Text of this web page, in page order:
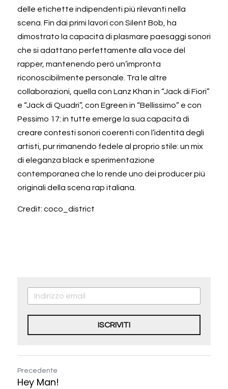
delle etichette indipendenti più rilevanti nella
scena. Fin dai primi lavori con Silent Bob, ha
dimostrato la capacità di plasmare paesaggi sonori
che si adattano perfettamente alla voce del
rapper, mantenendo però un’impronta
riconoscibilmente personale. Tra le altre
collaborazioni, quella con Lanz Khan in “Jack di Fiori”
e “Jack di Quadri”, con Egreen in “Bellissimo” e con
Pessimo 17: in tutte emerge la sua capacità di
creare contesti sonori coerenti con l’identità degli
artisti, pur rimanendo fedele al proprio stile: un mix
di eleganza black e sperimentazione
contemporanea che lo rende uno dei producer più
originali della scena rap italiana.
Credit: coco_district
ISCRIVITI
Precedente
Hey Man!